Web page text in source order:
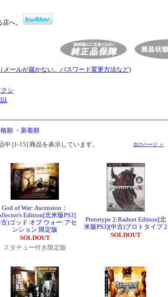
へ。
メールが届かない、パスワード変更方法など)
シ
格順 ・新着順
中 [1-15] 商品を表示しています。
次のページ ＞
God of War: Ascension：
Edition[北米版PS3]
)ゴッド オブ ウォー:アセ
ンション 限定版
SOLDOUT
スタチュー付き限定版
Prototype 2:Radnet Edition[北
米版PS3](中古)プロトタイプ 2
SOLDOUT